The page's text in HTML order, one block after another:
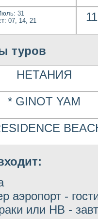
31
07, 14, 21
туров
НЕТАНИЯ
* GINOT YAM
аэропорт -
или НВ -